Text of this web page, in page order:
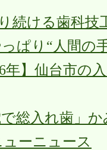
続ける歯科
ぱり“人間の
年】仙台市
で総入れ歯」
ーニュース